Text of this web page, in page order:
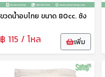
ขวดน้ำอบไทย ขนาด 80cc. ซ้ง
฿ 115 / โหล เพิ่ม